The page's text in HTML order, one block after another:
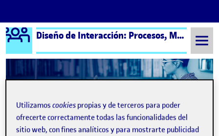
Saltar al contenido
Logo Ágora Diseño de Interacción: Procesos, Métodos y Técnicas – Aula 1
María Reina Vera
Utilizamoscookies propias y de terceros para poder
ofrecerte correctamente todas las funcionalidades del
sitio web, con fines analíticos y para mostrarte publicidad